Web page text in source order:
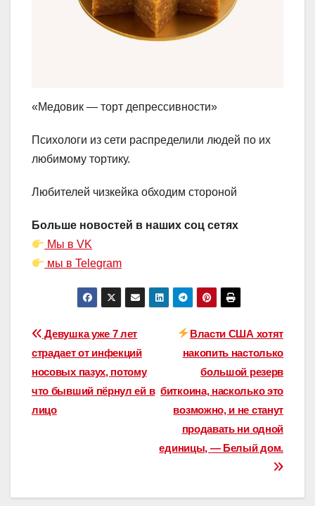
«Медовик — торт депрессивности»
Психологи из сети распределили людей по их
любимому тортику.
Любителей чизкейка обходим стороной
Больше новостей в наших соц сетях
Мы в VK
мы в Telegram
Навигация
по
записям
Власти США хотят
накопить настолько
большой резерв
биткоина, насколько это
возможно, и не станут
продавать ни одной
единицы, — Белый дом.
Девушка уже 7 лет
страдает от инфекций
носовых пазух, потому
что бывший пёрнул ей в
лицо